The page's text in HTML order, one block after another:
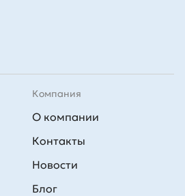
Компания
О компании
Контакты
Новости
Блог